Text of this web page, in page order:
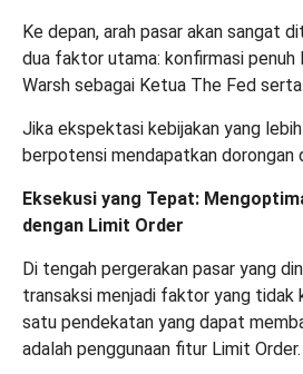
Ke depan, arah pasar akan sangat
dua faktor utama: konfirmasi penuh
Warsh sebagai Ketua The Fed
Jika ekspektasi kebijakan yang
berpotensi mendapatkan dorongan
Eksekusi yang Tepat:
dengan Limit Order
Di tengah pergerakan pasar yang
transaksi menjadi faktor yang tidak
satu pendekatan yang dapat
adalah penggunaan fitur Limit Order.